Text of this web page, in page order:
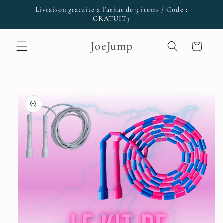
et passerLivraison gratuite à l'achat de 3 items / Code :
GRATUIT3
JoeJump Panier
informations
produits